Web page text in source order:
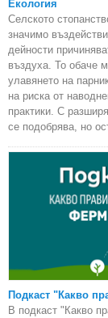
Екология
Селското
значимо
дейности
въздуха. То обаче
улавянето на
на риска от
практики. С
се подобрява, но
Подкаст "Какво
В подкаст "Какво